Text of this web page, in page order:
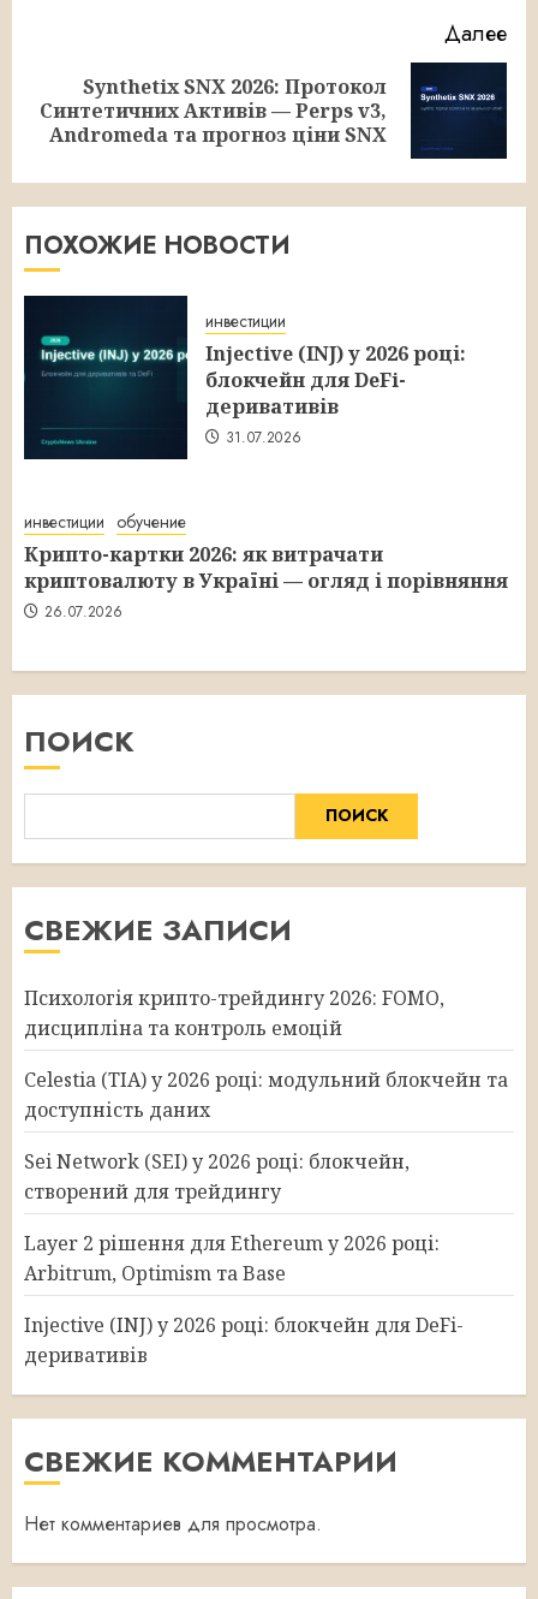
Далее
Следующая
запись:
Synthetix SNX 2026: Протокол
Синтетичних Активів — Perps v3,
Andromeda та прогноз ціни SNX
ПОХОЖИЕ НОВОСТИ
инвестиции
Injective (INJ) у 2026 році:
блокчейн для DeFi-
деривативів
31.07.2026
инвестиции обучение
Крипто-картки 2026: як витрачати
криптовалюту в Україні — огляд і порівняння
26.07.2026
ПОИСК
ПОИСК
СВЕЖИЕ ЗАПИСИ
Психологія крипто-трейдингу 2026: FOMO,
дисципліна та контроль емоцій
Celestia (TIA) у 2026 році: модульний блокчейн та
доступність даних
Sei Network (SEI) у 2026 році: блокчейн,
створений для трейдингу
Layer 2 рішення для Ethereum у 2026 році:
Arbitrum, Optimism та Base
Injective (INJ) у 2026 році: блокчейн для DeFi-
деривативів
СВЕЖИЕ КОММЕНТАРИИ
Нет комментариев для просмотра.